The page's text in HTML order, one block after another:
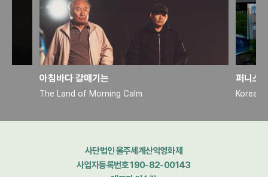
아침바다 갈매기는
The Land of Morning Calm
퍼니스
Korea's
사단법인 울주세계산악영화제
사업자등록번호 190-82-00143